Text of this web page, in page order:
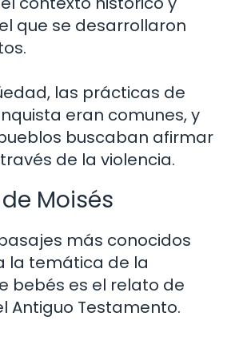
que se desarrollaron
las prácticas de
eran comunes, y
buscaban afirmar
de la violencia.
Moisés
más conocidos
la temática de la
bebés es el relato de
Antiguo Testamento.